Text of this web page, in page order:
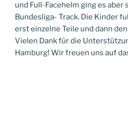
und Full-Facehelm ging es aber
Bundesliga- Track. Die Kinder
erst einzelne Teile und dann
Vielen Dank für die
Hamburg! Wir freuen uns auf